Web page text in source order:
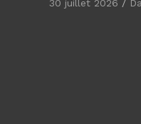
30 juillet 2026